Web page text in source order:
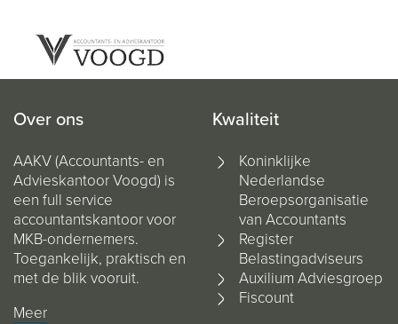
Over ons
AAKV (Accountants- en
Advieskantoor Voogd) is
een full service
accountantskantoor voor
MKB-ondernemers.
Toegankelijk, praktisch en
met de blik vooruit.
Meer
Kwaliteit
Koninklijke
Nederlandse
Beroepsorganisatie
van Accountants
Register
Belastingadviseurs
Auxilium Adviesgroep
Fiscount